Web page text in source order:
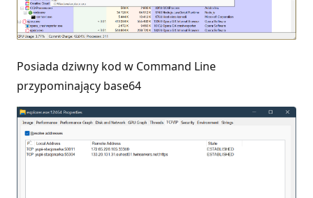
Posiada dziwny kod w Command Line
przypominający base64